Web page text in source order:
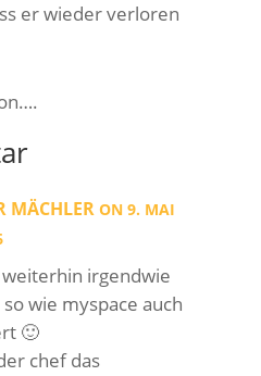
er wieder verloren
MÄCHLER ON 9. MAI
irgendwie
wie myspace auch
🙂
chef das